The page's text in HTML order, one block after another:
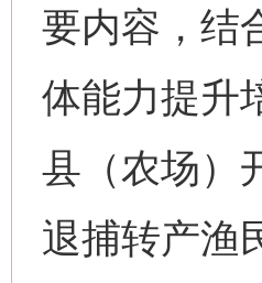
要内容，结
体能力提升
县（农场）
退捕转产渔